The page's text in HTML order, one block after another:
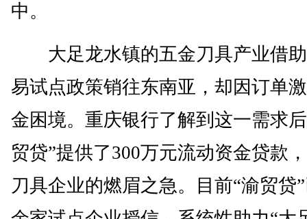
中。
大足龙水镇的五金刀具产业借助
易试点政策销往东南亚，却因订单
金困境。重庆银行了解到这一需求
贸贷”提供了300万元流动资金贷款
刀具企业的燃眉之急。目前“渝贸贷